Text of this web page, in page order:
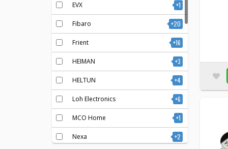
EVX +1
Fibaro +20
Frient +16
HEIMAN +3
HELTUN +4
Loh Electronics +6
MCO Home +1
Nexa +2